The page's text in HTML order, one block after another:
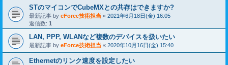
STのマイコンでCubeMXとの共存はできますか?
最新記事 by eForce技術担当 « 2021年6月18日(金) 16:05
返信数: 1
LAN, PPP, WLANなど複数のデバイスを扱いたい
最新記事 by eForce技術担当 « 2020年10月16日(金) 15:40
Ethernetのリンク速度を設定したい